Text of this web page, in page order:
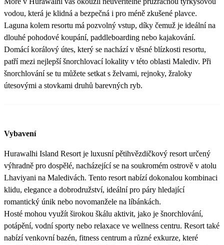
vodou, která je klidná a bezpečná i pro méně zkušené plavce.
Laguna kolem resortu má pozvolný vstup, díky čemuž je ideální na
dlouhé pohodové koupání, paddleboarding nebo kajakování.
Domácí korálový útes, který se nachází v těsné blízkosti resortu,
patří mezi nejlepší šnorchlovací lokality v této oblasti Malediv. Při
šnorchlování se tu můžete setkat s želvami, rejnoky, žraloky
útesovými a stovkami druhů barevných ryb.
Vybavení
Hurawalhi Island Resort je luxusní pětihvězdičkový resort určený
výhradně pro dospělé, nacházející se na soukromém ostrově v atolu
Lhaviyani na Maledivách. Tento resort nabízí dokonalou kombinaci
klidu, elegance a dobrodružství, ideální pro páry hledající
romantický únik nebo novomanžele na líbánkách.
Hosté mohou využít širokou škálu aktivit, jako je šnorchlování,
potápění, vodní sporty nebo relaxace ve wellness centru. Resort také
nabízí venkovní bazén, fitness centrum a různé exkurze, které